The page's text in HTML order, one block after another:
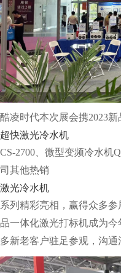
酷凌时代本次展会携2023新
超快激光冷水机
CS-2700、微型变频冷水机
司其他热销
激光冷水机
系列精彩亮相，赢得众多
品一体化激光打标机成为
多新老客户驻足参观，沟通